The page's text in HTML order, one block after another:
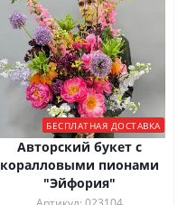
БЕСПЛАТНАЯ ДОСТАВКА
Авторский букет с
коралловыми пионами
"Эйфория"